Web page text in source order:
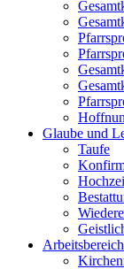
Glaube und
Taufe